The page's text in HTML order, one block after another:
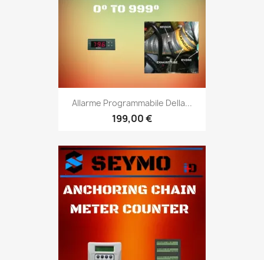
Allarme Programmabile Della...
199,00 €